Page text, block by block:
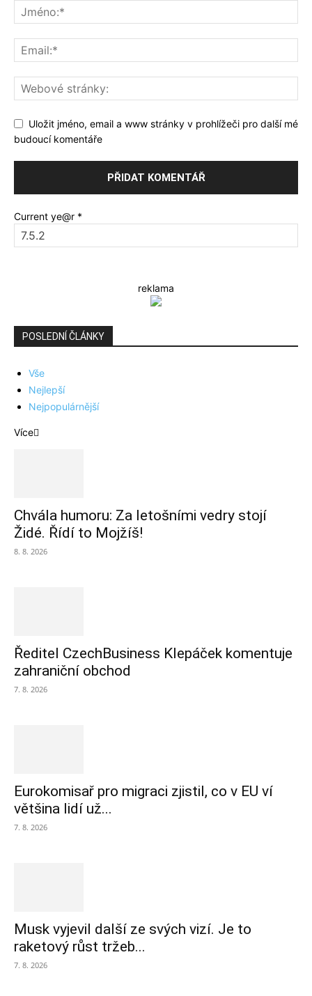
Uložit jméno, email a www stránky v prohlížeči pro další mé
budoucí komentáře
Current ye@r *
reklama
POSLEDNÍ ČLÁNKY
Vše
Nejlepší
Nejpopulárnější
Více
Chvála humoru: Za letošními vedry stojí
Židé. Řídí to Mojžíš!
8. 8. 2026
Ředitel CzechBusiness Klepáček komentuje
zahraniční obchod
7. 8. 2026
Eurokomisař pro migraci zjistil, co v EU ví
většina lidí už...
7. 8. 2026
Musk vyjevil další ze svých vizí. Je to
raketový růst tržeb...
7. 8. 2026